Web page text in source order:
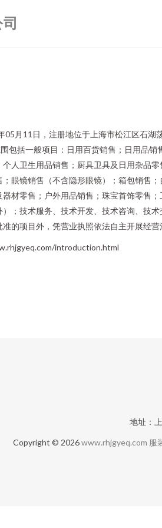
05月11日，注册地位于上海市松江区石湖
包括一般项目：日用百货销售；日用品销
人卫生用品销售；厨具卫具及日用杂品零
眼镜销售（不含隐形眼镜）；箱包销售；
材零售；户外用品销售；珠宝首饰零售；
；技术服务、技术开发、技术咨询、技术
的项目外，凭营业执照依法自主开展经营
introduction.html
地址：
Copyright © 2026www.rhjgyeq.com 服